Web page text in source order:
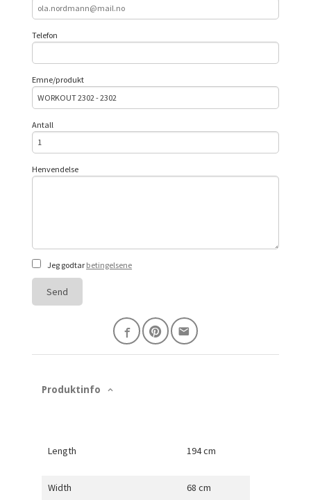
Telefon
Emne/produkt
Antall
Henvendelse
Jeg godtar betingelsene
Send
Produktinfo
Length 194 cm
Width 68 cm